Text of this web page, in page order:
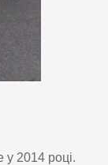
у 2014 році.